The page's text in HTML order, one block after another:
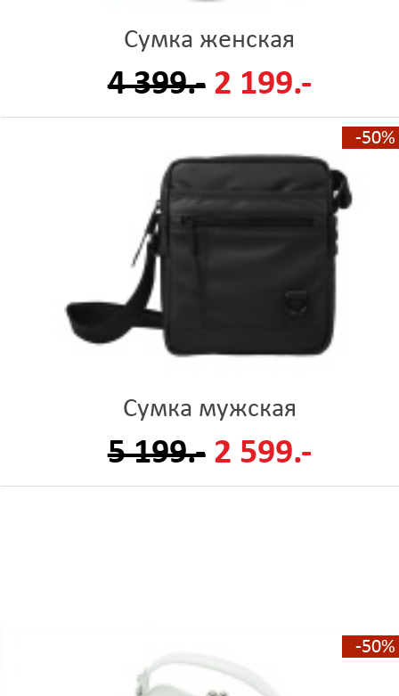
Сумка женская
4 399.- 2 199.-
-50%
Сумка мужская
5 199.- 2 599.-
-50%